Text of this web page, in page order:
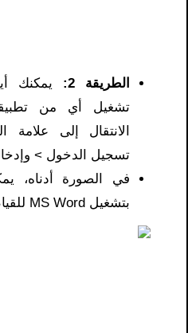
الطريقة 2:
يمكنك
الانتقال إلى علامة
تسجيل الدخول >
في الصورة أدناه،
بتشغيل MS Word للقيام بذلك.